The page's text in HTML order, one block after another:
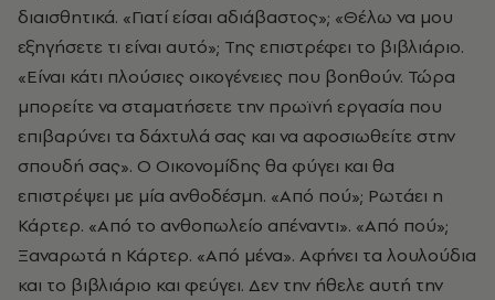
διαισθητικά. «Γιατί είσαι αδιάβαστος»; «Θέλω να μου
εξηγήσετε τι είναι αυτό»; Της επιστρέφει το βιβλιάριο.
«Είναι κάτι πλούσιες οικογένειες που βοηθούν. Τώρα
μπορείτε να σταματήσετε την πρωϊνή εργασία που
επιβαρύνει τα δάχτυλά σας και να αφοσιωθείτε στην
σπουδή σας». Ο Οικονομίδης θα φύγει και θα
επιστρέψει με μία ανθοδέσμη. «Από πού»; Ρωτάει η
Κάρτερ. «Από το ανθοπωλείο απέναντι». «Από πού»;
Ξαναρωτά η Κάρτερ. «Από μένα». Αφήνει τα λουλούδια
και το βιβλιάριο και φεύγει. Δεν την ήθελε αυτή την